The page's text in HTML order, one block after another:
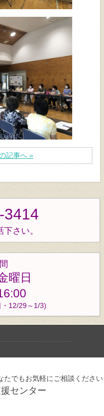
記事へ »
3414
さい。
曜日
12/29～1/3)
たでもお気軽にご相談ください
センター